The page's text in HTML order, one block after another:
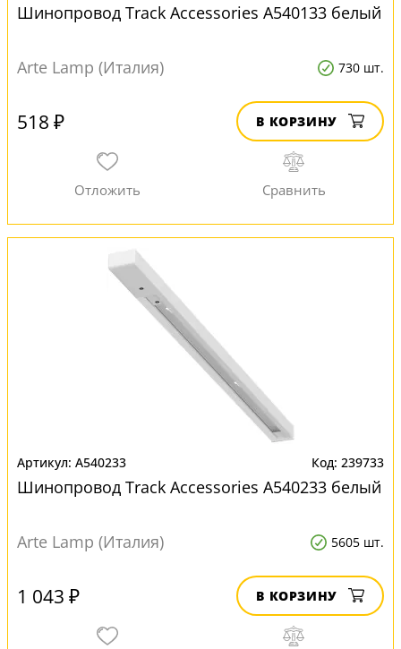
Шинопровод Track Accessories A540133 белый
Arte Lamp (Италия) 730 шт.
518 ₽ В КОРЗИНУ
A540233 239733
Шинопровод Track Accessories A540233 белый
Arte Lamp (Италия) 5605 шт.
1 043 ₽ В КОРЗИНУ